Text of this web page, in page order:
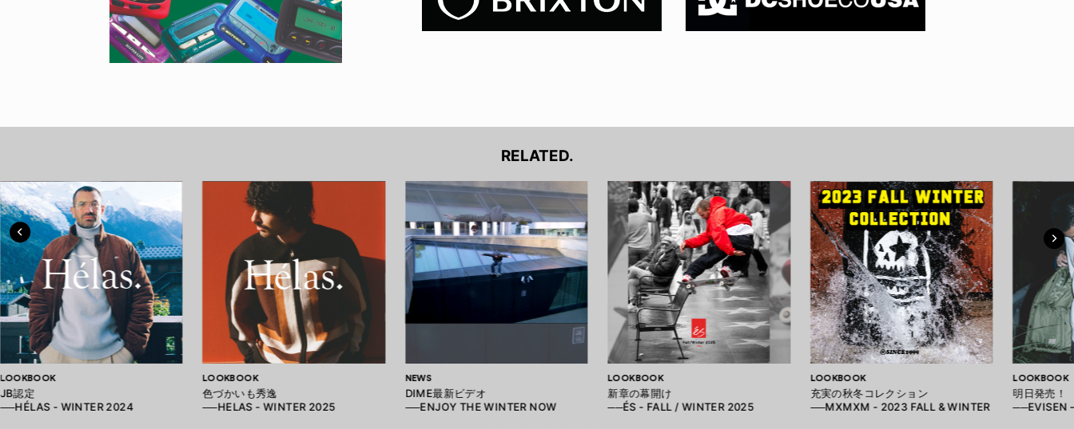
RELATED.
LOOKBOOK
JB認定
──HÉLAS - WINTER 2024
LOOKBOOK
色づかいも秀逸
──HELAS - WINTER 2025
NEWS
DIME最新ビデオ
──ENJOY THE WINTER NOW
LOOKBOOK
新章の幕開け
──ÉS - FALL / WINTER 2025
LOOKBOOK
充実の秋冬コレクション
──MXMXM - 2023 FALL & WINTER
LOOKBOOK
明日発売！
──EVISEN